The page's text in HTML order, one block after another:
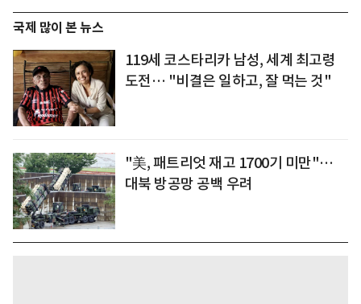
국제 많이 본 뉴스
119세 코스타리카 남성, 세계 최고령
도전… "비결은 일하고, 잘 먹는 것"
"美, 패트리엇 재고 1700기 미만"…
대북 방공망 공백 우려